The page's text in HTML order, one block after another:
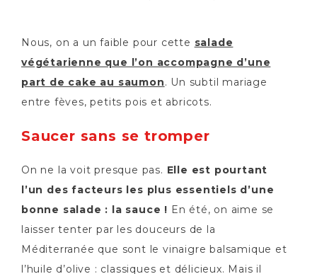
Nous, on a un faible pour cette salade
végétarienne que l’on accompagne d’une
part de cake au saumon. Un subtil mariage
entre fèves, petits pois et abricots.
Saucer sans se tromper
On ne la voit presque pas. Elle est pourtant
l’un des facteurs les plus essentiels d’une
bonne salade : la sauce ! En été, on aime se
laisser tenter par les douceurs de la
Méditerranée que sont le vinaigre balsamique et
l’huile d’olive : classiques et délicieux. Mais il